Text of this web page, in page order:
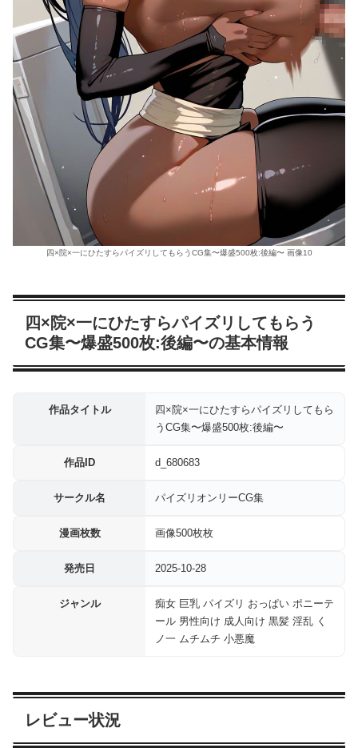
四×院×一にひたすらパイズリしてもらうCG集〜爆盛500枚:後編〜 画像10
四×院×一にひたすらパイズリしてもらう
CG集〜爆盛500枚:後編〜の基本情報
作品タイトル
四×院×一にひたすらパイズリしてもら
うCG集〜爆盛500枚:後編〜
作品ID d_680683
サークル名 パイズリオンリーCG集
漫画枚数 画像500枚枚
発売日 2025-10-28
ジャンル
痴女 巨乳 パイズリ おっぱい ポニーテ
ール 男性向け 成人向け 黒髪 淫乱 く
ノ一 ムチムチ 小悪魔
レビュー状況